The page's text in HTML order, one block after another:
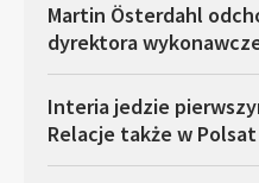
Martin Österdahl
dyrektora
Interia jedzie
Relacje także w